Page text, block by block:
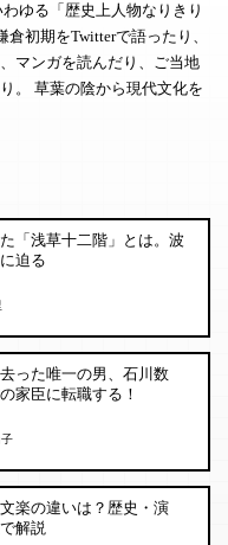
ゆる「歴史上人物なりきり
初期をTwitterで語ったり、
マンガを読んだり、ご当地
。 草葉の陰から現代文化を
「浅草十二階」とは。波
迫る
った唯一の男、石川数
家臣に転職する！
楽の違いは？歴史・演
解説